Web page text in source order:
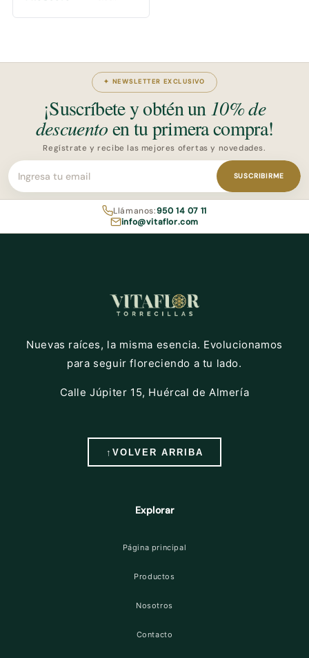
✦ NEWSLETTER EXCLUSIVO
¡Suscríbete y obtén un10% de
descuentoen tu primera compra!
Regístrate y recibe las mejores ofertas y novedades.
Tu dirección de email
SUSCRIBIRME
Llámanos:950 14 07 11
info@vitaflor.com
Nuevas raíces, la misma esencia. Evolucionamos
para seguir floreciendo a tu lado.
Calle Júpiter 15, Huércal de Almería
↑ VOLVER ARRIBA
Explorar
Página principal
Productos
Nosotros
Contacto